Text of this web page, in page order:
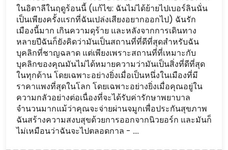
ในอิตาลีในฤดูร้อนนี้ (แก้ไข: ฉันไม่ได้ย้ายไปเบอร์ลินนั่น
เป็นเพียงครั้งแรกที่ฉันเปล่งเสียงอยากออกไป) ฉันรัก
เมืองนี้มาก เกินความดุร้าย และหลังจากการเดินทาง
หลายปีฉันก็ยังคิดว่ามันเป็นสถานที่ที่ดีที่สุดสำหรับฉัน
บุคลิกที่ชาญฉลาด แต่เพียงเพราะสถานที่ที่เหมาะกับ
บุคลิกของคุณมันไม่ได้หมายความว่ามันเป็นสิ่งที่ดีที่สุด
ในทุกด้าน โดยเฉพาะอย่างยิ่งเมื่อเป็นหนึ่งในเมืองที่มี
ราคาแพงที่สุดในโลก โดยเฉพาะอย่างยิ่งเมื่อคุณอยู่ใน
ความกลัวอย่างต่อเนื่องที่จะได้รับค่ารักษาพยาบาล
จำนวนมากแม้ว่าคุณจะจ่ายผ่านจมูกเพื่อประกันสุขภาพ
ฉันสร้างความสงบสุขด้วยการออกจากนิวยอร์ก และมันก็
ไม่เหมือนว่าฉันจะไปตลอดกาล - ....